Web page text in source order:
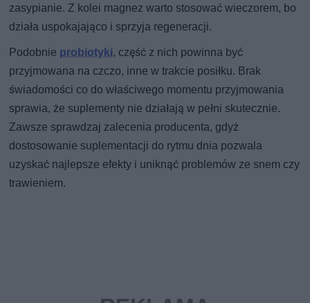
zasypianie. Z kolei magnez warto stosować wieczorem, bo
działa uspokajająco i sprzyja regeneracji.
Podobnie probiotyki, część z nich powinna być
przyjmowana na czczo, inne w trakcie posiłku. Brak
świadomości co do właściwego momentu przyjmowania
sprawia, że suplementy nie działają w pełni skutecznie.
Zawsze sprawdzaj zalecenia producenta, gdyż
dostosowanie suplementacji do rytmu dnia pozwala
uzyskać najlepsze efekty i uniknąć problemów ze snem czy
trawieniem.